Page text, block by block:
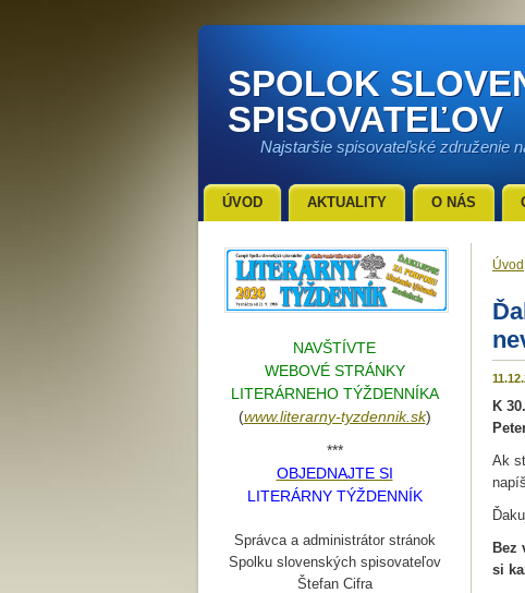
SPOLOK
SPISOVATEĽOV
Najstaršie spisovateľské združenie
Úvod
K
Ak
Bez
si
NAVŠTÍVTE
WEBOVÉ STRÁNKY
LITERÁRNEHO TÝŽDENNÍKA
(www.literarny-tyzdennik.sk)
***
OBJEDNAJTE SI
LITERÁRNY TÝŽDENNÍK
Správca a administrátor stránok
Spolku slovenských spisovateľov
Štefan Cifra
ÚVOD AKTUALITY O NÁS